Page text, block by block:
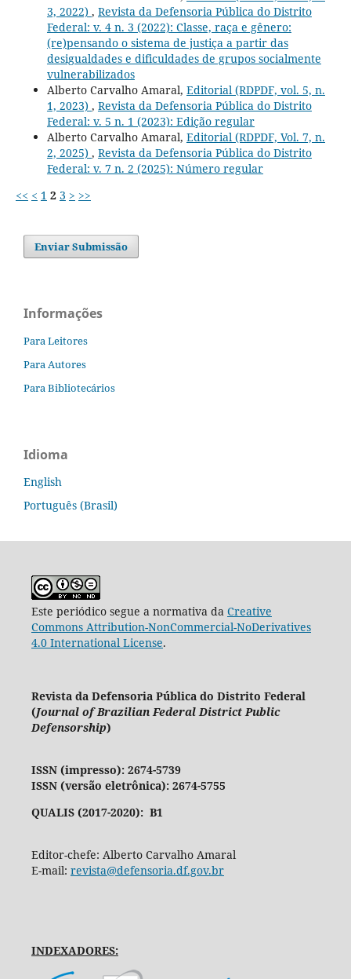
3, 2022) , Revista da Defensoria Pública do Distrito
Federal: v. 4 n. 3 (2022): Classe, raça e gênero:
(re)pensando o sistema de justiça a partir das
desigualdades e dificuldades de grupos socialmente
vulnerabilizados
Alberto Carvalho Amaral, Editorial (RDPDF, vol. 5, n.
1, 2023) , Revista da Defensoria Pública do Distrito
Federal: v. 5 n. 1 (2023): Edição regular
Alberto Carvalho Amaral, Editorial (RDPDF, Vol. 7, n.
2, 2025) , Revista da Defensoria Pública do Distrito
Federal: v. 7 n. 2 (2025): Número regular
<< < 1 2 3 > >>
Enviar Submissão
Informações
Para Leitores
Para Autores
Para Bibliotecários
Idioma
English
Português (Brasil)
Este periódico segue a normativa da Creative
Commons Attribution-NonCommercial-NoDerivatives
4.0 International License.
Revista da Defensoria Pública do Distrito Federal
(Journal of Brazilian Federal District Public
Defensorship)
ISSN (impresso): 2674-5739
ISSN (versão eletrônica): 2674-5755
QUALIS (2017-2020): B1
Editor-chefe: Alberto Carvalho Amaral
E-mail: revista@defensoria.df.gov.br
INDEXADORES: